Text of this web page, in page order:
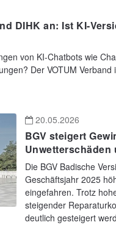
DIHK an: Ist KI-
von KI-Chatbots wie
Der VOTUM
20.05.2026
BGV steigert
Unwetterschäden
Die BGV Badische
Geschäftsjahr 2025
eingefahren. Trotz
steigender
deutlich gesteigert